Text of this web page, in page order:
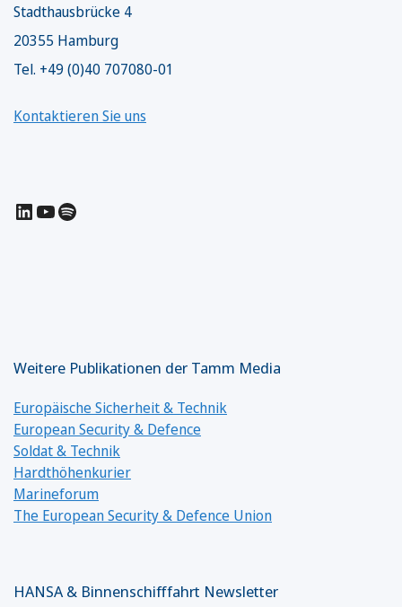
Stadthausbrücke 4
20355 Hamburg
Tel. +49 (0)40 707080-01
Kontaktieren Sie uns
LinkedIn
YouTube
Spotify
Weitere Publikationen der Tamm Media
Europäische Sicherheit & Technik
European Security & Defence
Soldat & Technik
Hardthöhenkurier
Marineforum
The European Security & Defence Union
HANSA & Binnenschifffahrt Newsletter